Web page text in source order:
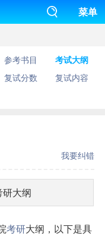
菜单
参考书目
考试大纲
复试分数
复试内容
我要纠错
考研大纲，以下是具